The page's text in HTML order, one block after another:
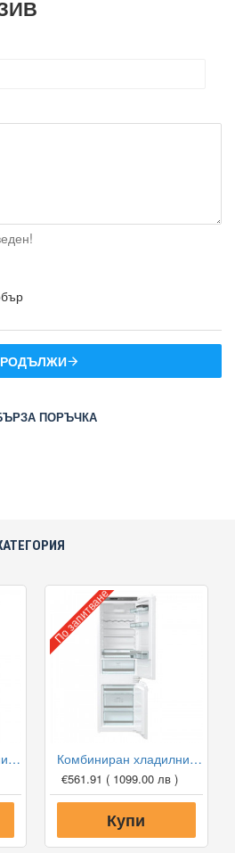
ПОРЪЧКА
Комбиниран хладилник с фризер за вграждане AEG SCE818E6TS NoFrost
По запитване
Комбиниран хладилник с фризер за вграждане Gorenje NRKI5182A1 NoFrost DualAdvance, 178 см
€561.91 ( 1099.00 лв )
Купи